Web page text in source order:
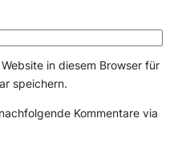
in diesem Browser für
speichern.
Kommentare via